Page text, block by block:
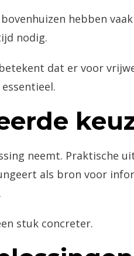
hebben
nodig.
dat er voor
neemt. Praktische
als bron voor
stuk concreter.